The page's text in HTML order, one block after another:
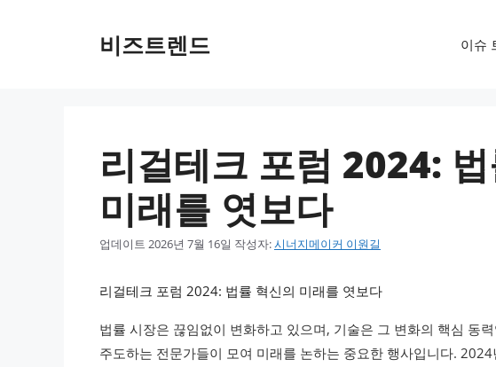
비즈트렌드 이슈
리걸테크 포럼 2024:
미래를 엿보다
업데이트 2026년 7월 16일 작성자:시너지메이커 이원길
리걸테크 포럼 2024: 법률 혁신의 미래를 엿보다
법률 시장은 끊임없이 변화하고 있으며, 기술은 그 변화의 핵심 동
주도하는 전문가들이 모여 미래를 논하는 중요한 행사입니다.